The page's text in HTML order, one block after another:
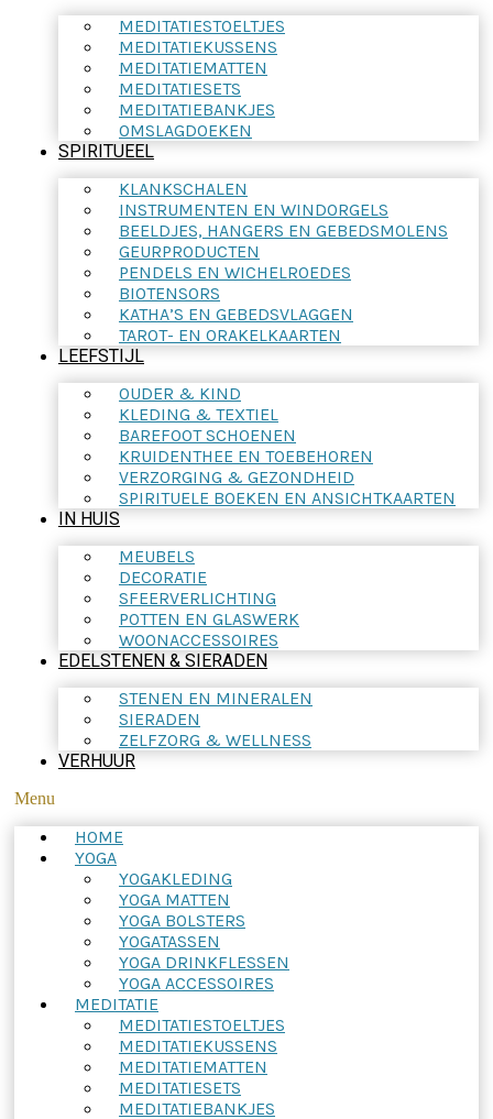
MEDITATIESTOELTJES
MEDITATIEKUSSENS
MEDITATIEMATTEN
MEDITATIESETS
MEDITATIEBANKJES
OMSLAGDOEKEN
SPIRITUEEL
KLANKSCHALEN
INSTRUMENTEN EN WINDORGELS
BEELDJES, HANGERS EN GEBEDSMOLENS
GEURPRODUCTEN
PENDELS EN WICHELROEDES
BIOTENSORS
KATHA’S EN GEBEDSVLAGGEN
TAROT- EN ORAKELKAARTEN
LEEFSTIJL
OUDER & KIND
KLEDING & TEXTIEL
BAREFOOT SCHOENEN
KRUIDENTHEE EN TOEBEHOREN
VERZORGING & GEZONDHEID
SPIRITUELE BOEKEN EN ANSICHTKAARTEN
IN HUIS
MEUBELS
DECORATIE
SFEERVERLICHTING
POTTEN EN GLASWERK
WOONACCESSOIRES
EDELSTENEN & SIERADEN
STENEN EN MINERALEN
SIERADEN
ZELFZORG & WELLNESS
VERHUUR
Menu
HOME
YOGA
YOGAKLEDING
YOGA MATTEN
YOGA BOLSTERS
YOGATASSEN
YOGA DRINKFLESSEN
YOGA ACCESSOIRES
MEDITATIE
MEDITATIESTOELTJES
MEDITATIEKUSSENS
MEDITATIEMATTEN
MEDITATIESETS
MEDITATIEBANKJES